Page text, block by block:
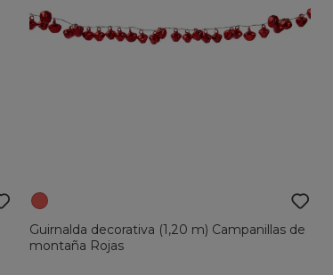
Guirnalda decorativa (1,20 m) Campanillas de
montaña Rojas